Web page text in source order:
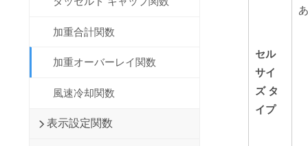
加重合計関数
加重オーバーレイ関数
風速冷却関数
表示設定関数
セル
サイ
ズ タ
イプ